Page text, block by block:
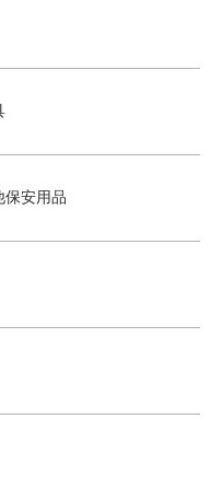
保安用品